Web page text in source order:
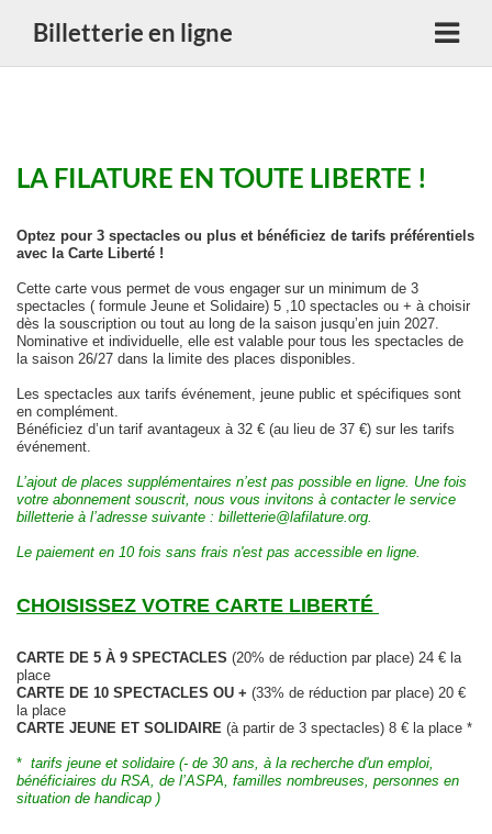
Billetterie en ligne
LA FILATURE EN TOUTE LIBERTE !
Optez pour 3 spectacles ou plus et bénéficiez de tarifs préférentiels
avec la Carte Liberté !
Cette carte vous permet de vous engager sur un minimum de 3
spectacles ( formule Jeune et Solidaire) 5 ,10 spectacles ou + à choisir
dès la souscription ou tout au long de la saison jusqu’en juin 2027.
Nominative et individuelle, elle est valable pour tous les spectacles de
la saison 26/27 dans la limite des places disponibles.
Les spectacles aux tarifs événement, jeune public et spécifiques sont
en complément.
Bénéficiez d’un tarif avantageux à 32 € (au lieu de 37 €) sur les tarifs
événement.
L’ajout de places supplémentaires n’est pas possible en ligne. Une fois
votre abonnement souscrit, nous vous invitons à contacter le service
billetterie à l’adresse suivante : billetterie@lafilature.org.
Le paiement en 10 fois sans frais n'est pas accessible en ligne.
CHOISISSEZ VOTRE CARTE LIBERTÉ
CARTE DE 5 À 9 SPECTACLES (20% de réduction par place) 24 € la
place
CARTE DE 10 SPECTACLES OU + (33% de réduction par place) 20 €
la place
CARTE JEUNE ET SOLIDAIRE (à partir de 3 spectacles) 8 € la place *
* tarifs jeune et solidaire (- de 30 ans, à la recherche d'un emploi,
bénéficiaires du RSA, de l’ASPA, familles nombreuses, personnes en
situation de handicap )